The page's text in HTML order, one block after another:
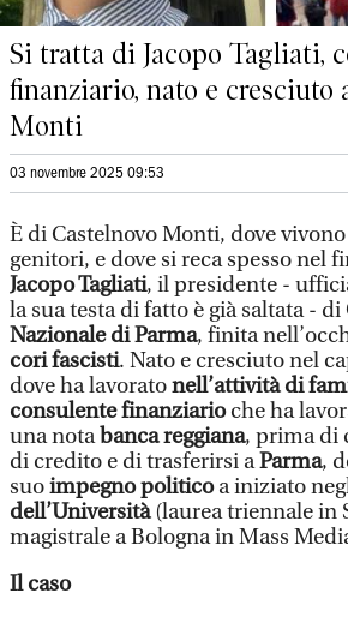
Si tratta di Jacopo Tagliati,
finanziario, nato e cresciuto
Monti
03 novembre 2025 09:53
È di Castelnovo Monti, dove
genitori, e dove si reca spesso nel
Jacopo Tagliati, il presidente -
la sua testa di fatto è già saltata - di
Nazionale di Parma, finita
cori fascisti. Nato e cresciuto nel
dove ha lavoratonell’attività di
consulente finanziarioche ha
una nota banca reggiana, prima di
di credito e di trasferirsi aParma,
suoimpegno politicoa iniziato
dell’Università(laurea triennale in
magistrale a Bologna in Mass
Il caso